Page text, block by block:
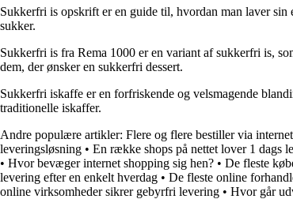
Sukkerfri is opskrift er en guide til, hvordan man laver
sukker.
Sukkerfri is fra Rema 1000 er en variant af sukkerfri is,
dem, der ønsker en sukkerfri dessert.
Sukkerfri iskaffe er en forfriskende og velsmagende
traditionelle iskaffer.
Andre populære artikler: Flere og flere bestiller via
leveringsløsning • En række shops på nettet lover 1 dags
• Hvor bevæger internet shopping sig hen? • De fleste
levering efter en enkelt hverdag • De fleste online
online virksomheder sikrer gebyrfri levering • Hvor går